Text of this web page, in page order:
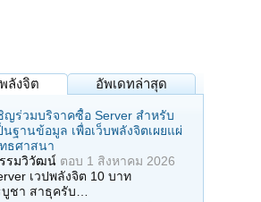
ลังจิต อัพเดทล่าสุด
ญร่วมบริจาคซื้อ Server สำหรับ
นฐานข้อมูล เพื่อเว็บพลังจิตเผยแผ่
ธศาสนา
รมวิวัฒน์ ตอบ 1 สิงหาคม 2026
เวปพลังจิต 10 บาท
ชา สาธุครับ…